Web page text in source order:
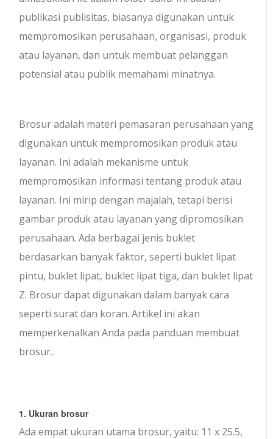
publikasi publisitas, biasanya digunakan untuk
mempromosikan perusahaan, organisasi, produk
atau layanan, dan untuk membuat pelanggan
potensial atau publik memahami minatnya.
Brosur adalah materi pemasaran perusahaan yang
digunakan untuk mempromosikan produk atau
layanan. Ini adalah mekanisme untuk
mempromosikan informasi tentang produk atau
layanan. Ini mirip dengan majalah, tetapi berisi
gambar produk atau layanan yang dipromosikan
perusahaan. Ada berbagai jenis buklet
berdasarkan banyak faktor, seperti buklet lipat
pintu, buklet lipat, buklet lipat tiga, dan buklet lipat
Z. Brosur dapat digunakan dalam banyak cara
seperti surat dan koran. Artikel ini akan
memperkenalkan Anda pada panduan membuat
brosur.
1. Ukuran brosur
Ada empat ukuran utama brosur, yaitu: 11 x 25.5,